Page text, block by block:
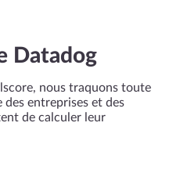
Datadog
nous traquons toute
des entreprises et des
de calculer leur